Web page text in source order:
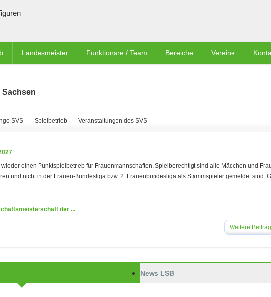
Landesmeister Funktionäre / Team Bereiche Vereine
Sachsen
SVS Spielbetrieb Veranstaltungen des SVS
einen Punktspielbetrieb für Frauenmannschaften. Spielberechtigt sind alle Mädchen und
und nicht in der Frauen-Bundesliga bzw. 2. Frauenbundesliga als Stammspieler gemeldet sind.
der ...
Weitere
News LSB